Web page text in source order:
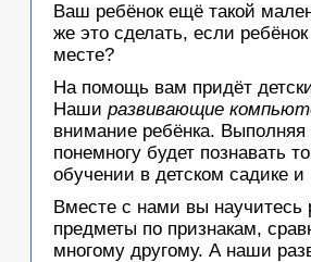
Ваш ребёнок ещё такой
же это сделать, если
месте?
На помощь вам придёт
Наши развивающие
внимание ребёнка.
понемногу будет познавать
обучении в детском садике
Вместе с нами вы научитесь
предметы по признакам,
многому другому. А наши